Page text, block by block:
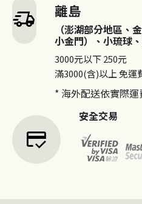
delivery_truck_speed 離島
（澎湖部分地區、
小金門）、小琉球
3000元以下250元
滿3000(含)以上免運
* 海外配送依實際
credit_score
安全交易